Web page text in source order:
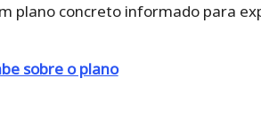
plano concreto informado para
sobre o plano